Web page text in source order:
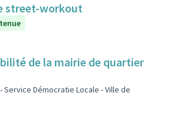
street-workout
de la mairie de quartier
Service Démocratie Locale - Ville de